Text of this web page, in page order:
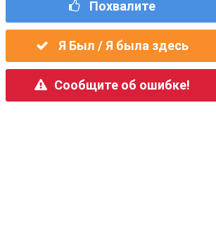
Похвалите
Я Был / Я была здесь
Сообщите об ошибке!